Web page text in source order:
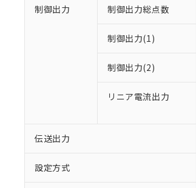
制御出力 制御出力総点数
制御出力(1)
制御出力(2)
リニア電流出力
伝送出力
設定方式